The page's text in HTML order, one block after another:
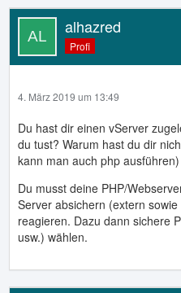
alhazred
Profi
4. März 2019 um 13:49
Du hast dir einen vServer
du tust? Warum hast du dir
kann man auch php
Du musst deine PHP/
Server absichern (extern
reagieren. Dazu dann sichere
usw.) wählen.